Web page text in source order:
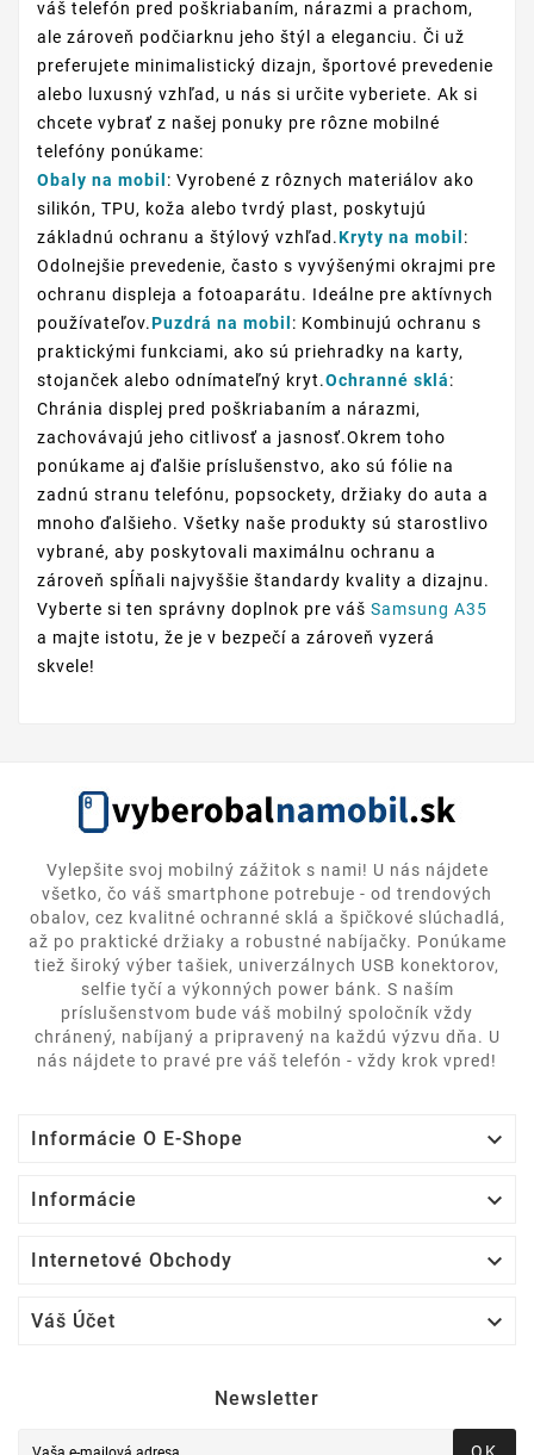
váš telefón pred poškriabaním, nárazmi a prachom,
ale zároveň podčiarknu jeho štýl a eleganciu. Či už
preferujete minimalistický dizajn, športové prevedenie
alebo luxusný vzhľad, u nás si určite vyberiete. Ak si
chcete vybrať z našej ponuky pre rôzne mobilné
telefóny ponúkame:
Obaly na mobil : Vyrobené z rôznych materiálov ako
silikón, TPU, koža alebo tvrdý plast, poskytujú
základnú ochranu a štýlový vzhľad.Kryty na mobil :
Odolnejšie prevedenie, často s vyvýšenými okrajmi pre
ochranu displeja a fotoaparátu. Ideálne pre aktívnych
používateľov.Puzdrá na mobil : Kombinujú ochranu s
praktickými funkciami, ako sú priehradky na karty,
stojanček alebo odnímateľný kryt.Ochranné sklá:
Chránia displej pred poškriabaním a nárazmi,
zachovávajú jeho citlivosť a jasnosť.Okrem toho
ponúkame aj ďalšie príslušenstvo, ako sú fólie na
zadnú stranu telefónu, popsockety, držiaky do auta a
mnoho ďalšieho. Všetky naše produkty sú starostlivo
vybrané, aby poskytovali maximálnu ochranu a
zároveň spĺňali najvyššie štandardy kvality a dizajnu.
Vyberte si ten správny doplnok pre váš Samsung A35
a majte istotu, že je v bezpečí a zároveň vyzerá
skvele!
Vylepšite svoj mobilný zážitok s nami! U nás nájdete
všetko, čo váš smartphone potrebuje - od trendových
obalov, cez kvalitné ochranné sklá a špičkové slúchadlá,
až po praktické držiaky a robustné nabíjačky. Ponúkame
tiež široký výber tašiek, univerzálnych USB konektorov,
selfie tyčí a výkonných power bánk. S naším
príslušenstvom bude váš mobilný spoločník vždy
chránený, nabíjaný a pripravený na každú výzvu dňa. U
nás nájdete to pravé pre váš telefón - vždy krok vpred!
Informácie O E-Shope 
Informácie 
Internetové Obchody 
Váš Účet 
Newsletter